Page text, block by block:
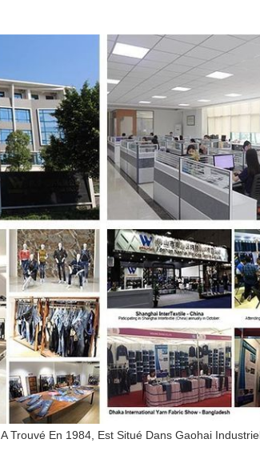
A Trouvé En 1984, Est Situé Dans Gaohai